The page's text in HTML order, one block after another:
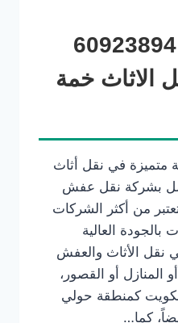
نقل أثاث حولي 60923894
الاثاث خمة
في نقل أثاث
بشركة نقل عفش
من أكثر الشركات
العالية
نقل الأثاث والعفش
المنازل أو القصور،
كمنطقة حولي
كما…